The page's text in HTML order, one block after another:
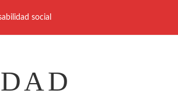
social